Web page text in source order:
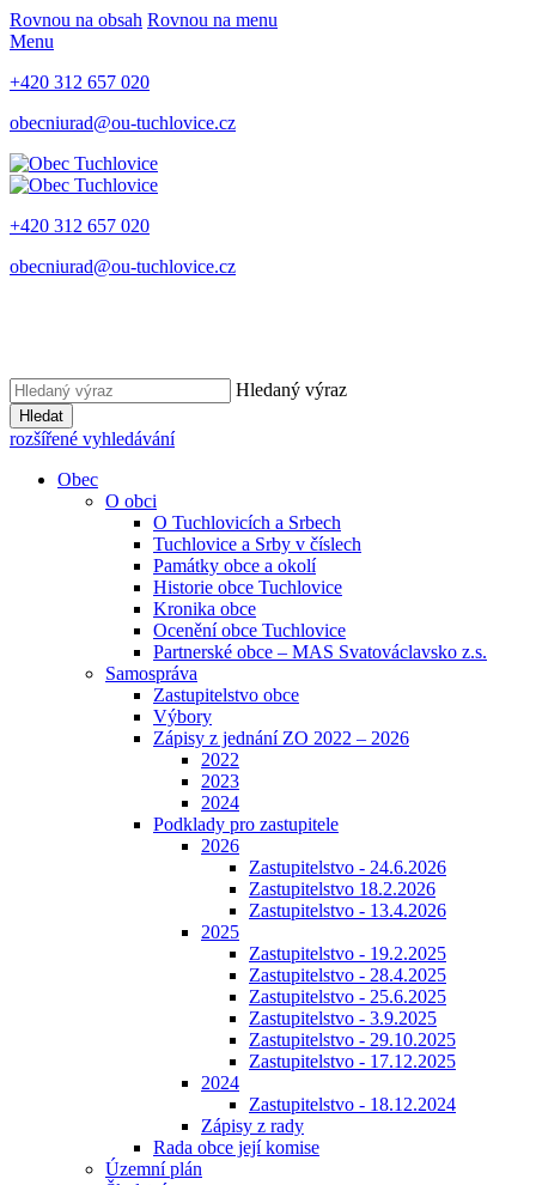
Rovnou na obsah Rovnou na menu
Menu
+420 312 657 020
obecniurad@ou-tuchlovice.cz
+420 312 657 020
obecniurad@ou-tuchlovice.cz
Hledaný výraz
Hledat
rozšířené vyhledávání
Obec
O obci
O Tuchlovicích a Srbech
Tuchlovice a Srby v číslech
Památky obce a okolí
Historie obce Tuchlovice
Kronika obce
Ocenění obce Tuchlovice
Partnerské obce – MAS Svatováclavsko z.s.
Samospráva
Zastupitelstvo obce
Výbory
Zápisy z jednání ZO 2022 – 2026
2022
2023
2024
Podklady pro zastupitele
2026
Zastupitelstvo - 24.6.2026
Zastupitelstvo 18.2.2026
Zastupitelstvo - 13.4.2026
2025
Zastupitelstvo - 19.2.2025
Zastupitelstvo - 28.4.2025
Zastupitelstvo - 25.6.2025
Zastupitelstvo - 3.9.2025
Zastupitelstvo - 29.10.2025
Zastupitelstvo - 17.12.2025
2024
Zastupitelstvo - 18.12.2024
Zápisy z rady
Rada obce její komise
Územní plán